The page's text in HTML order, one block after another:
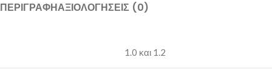
ΠΕΡΙΓΡΑΦΉΑΞΙΟΛΟΓΉΣΕΙΣ (0)
1.0 και 1.2